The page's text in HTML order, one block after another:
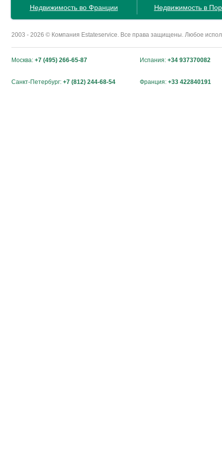
Недвижимость во Франции
Недвижимость в
2003 - 2026 © Компания Estateservice. Все права защищены. Любое
Москва: +7 (495) 266-65-87 Испания: +34 937370082
Санкт-Петербург: +7 (812) 244-68-54 Франция: +33 422840191